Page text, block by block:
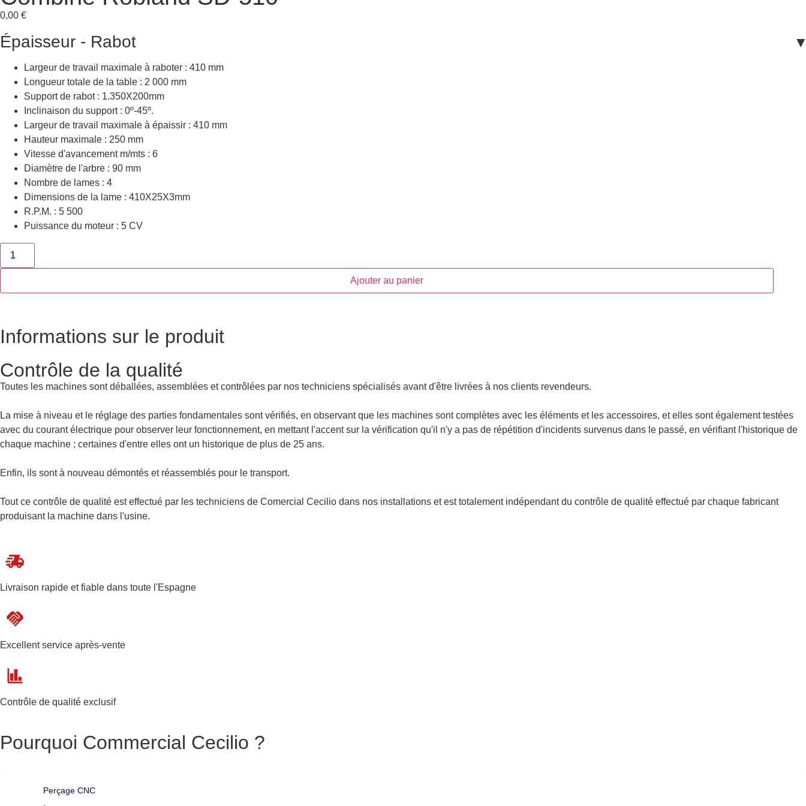
0,00 €
Épaisseur - Rabot
Largeur de travail maximale à raboter : 410 mm
Longueur totale de la table : 2 000 mm
Support de rabot : 1.350X200mm
Inclinaison du support : 0º-45º.
Largeur de travail maximale à épaissir : 410 mm
Hauteur maximale : 250 mm
Vitesse d'avancement m/mts : 6
Diamètre de l'arbre : 90 mm
Nombre de lames : 4
Dimensions de la lame : 410X25X3mm
R.P.M. : 5 500
Puissance du moteur : 5 CV
Ajouter au panier
Informations sur le produit
Contrôle de la qualité
Toutes les machines sont déballées, assemblées et contrôlées par nos techniciens spécialisés avant d'être livrées à nos clients revendeurs.
La mise à niveau et le réglage des parties fondamentales sont vérifiés, en observant que les machines sont complètes avec les éléments et les accessoires, et elles sont également testées
avec du courant électrique pour observer leur fonctionnement, en mettant l'accent sur la vérification qu'il n'y a pas de répétition d'incidents survenus dans le passé, en vérifiant l'historique de
chaque machine ; certaines d'entre elles ont un historique de plus de 25 ans.
Enfin, ils sont à nouveau démontés et réassemblés pour le transport.
Tout ce contrôle de qualité est effectué par les techniciens de Comercial Cecilio dans nos installations et est totalement indépendant du contrôle de qualité effectué par chaque fabricant
produisant la machine dans l'usine.
Livraison rapide et fiable dans toute l'Espagne
Excellent service après-vente
Contrôle de qualité exclusif
Pourquoi Commercial Cecilio ?
Perçage CNC